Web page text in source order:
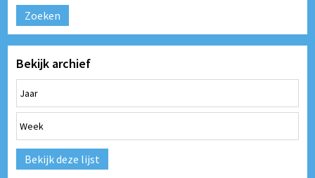
Zoeken
Bekijk archief
Bekijk deze lijst